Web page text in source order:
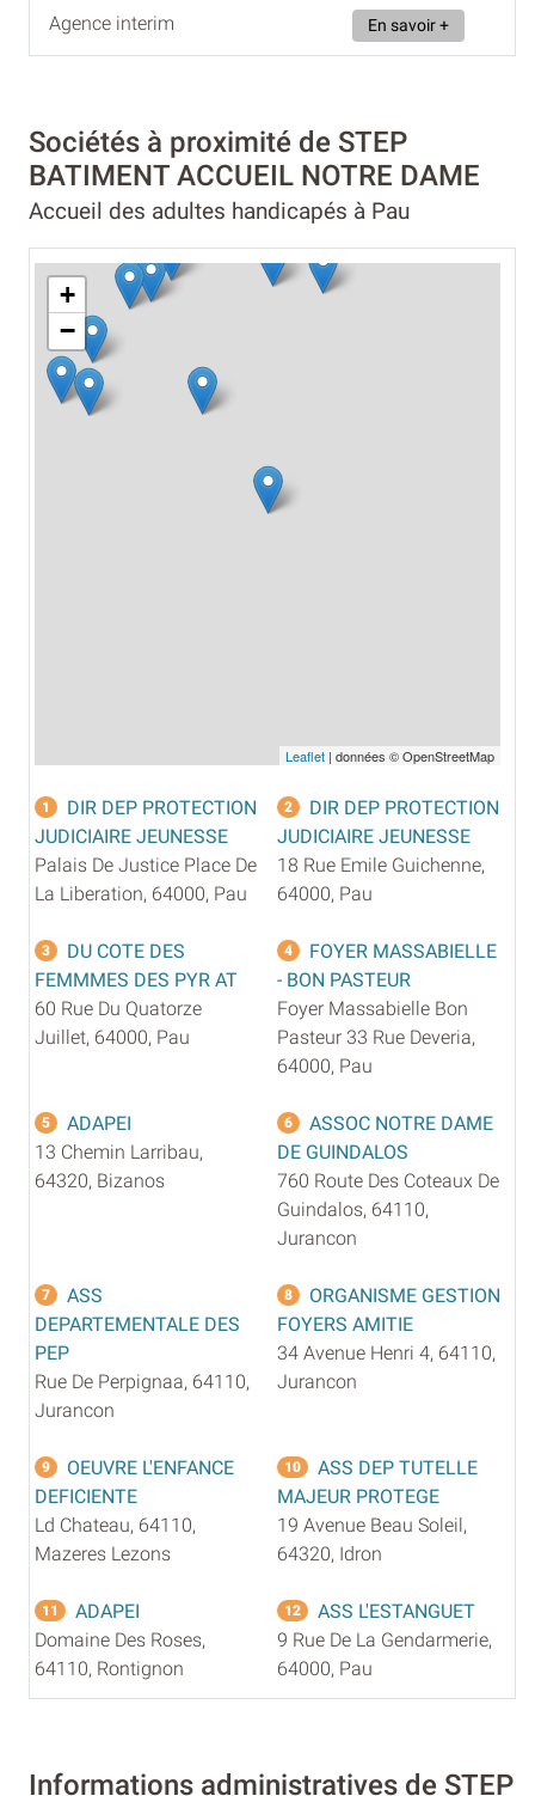
Agence interim En savoir +
Sociétés à proximité de STEP
BATIMENT ACCUEIL NOTRE DAME
Accueil des adultes handicapés à Pau
+
−
Leaflet | données © OpenStreetMap
1
DIR DEP PROTECTION
JUDICIAIRE JEUNESSE
Palais De Justice Place De
La Liberation, 64000, Pau
2
DIR DEP PROTECTION
JUDICIAIRE JEUNESSE
18 Rue Emile Guichenne,
64000, Pau
3
DU COTE DES
FEMMMES DES PYR AT
60 Rue Du Quatorze
Juillet, 64000, Pau
4
FOYER MASSABIELLE
- BON PASTEUR
Foyer Massabielle Bon
Pasteur 33 Rue Deveria,
64000, Pau
5
ADAPEI
13 Chemin Larribau,
64320, Bizanos
6
ASSOC NOTRE DAME
DE GUINDALOS
760 Route Des Coteaux De
Guindalos, 64110,
Jurancon
7
ASS
DEPARTEMENTALE DES
PEP
Rue De Perpignaa, 64110,
Jurancon
8
ORGANISME GESTION
FOYERS AMITIE
34 Avenue Henri 4, 64110,
Jurancon
9
OEUVRE L'ENFANCE
DEFICIENTE
Ld Chateau, 64110,
Mazeres Lezons
10
ASS DEP TUTELLE
MAJEUR PROTEGE
19 Avenue Beau Soleil,
64320, Idron
11
ADAPEI
Domaine Des Roses,
64110, Rontignon
12
ASS L'ESTANGUET
9 Rue De La Gendarmerie,
64000, Pau
Informations administratives de STEP